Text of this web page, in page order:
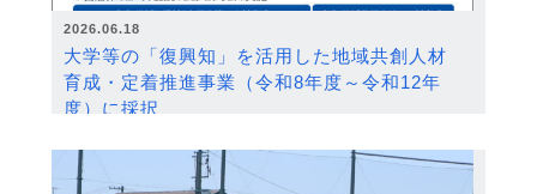
2026.06.18
大学等の「復興知」を活用した地域共創人材
育成・定着推進事業（令和8年度～令和12年
度）に採択